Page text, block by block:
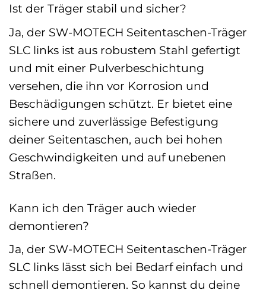
Ist der Träger stabil und sicher?
Ja, der SW-MOTECH Seitentaschen-Träger
SLC links ist aus robustem Stahl gefertigt
und mit einer Pulverbeschichtung
versehen, die ihn vor Korrosion und
Beschädigungen schützt. Er bietet eine
sichere und zuverlässige Befestigung
deiner Seitentaschen, auch bei hohen
Geschwindigkeiten und auf unebenen
Straßen.
Kann ich den Träger auch wieder
demontieren?
Ja, der SW-MOTECH Seitentaschen-Träger
SLC links lässt sich bei Bedarf einfach und
schnell demontieren. So kannst du deine